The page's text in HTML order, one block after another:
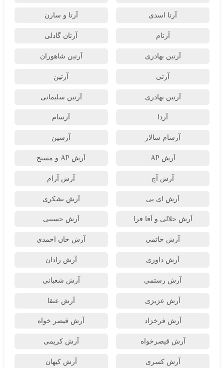
آرتا اسدی آرتا و سارن
آرتام آرتان گادلی
آرتبن بهادری آرتين شاهوران
آرتی آرتین
آرتین بهادری آرتین سلیمانی
آردا آرسام
آرسام سالار آرسین
آرش AP آرش AP و مسیح
آرش آج آرش آرام
آرش ای پی آرش تشکری
آرش جلالی و آقا فرا آرش حسینی
آرش خاتمی آرش خان احمدی
آرش داوری آرش رادان
آرش رستمى آرش شعبانی
آرش عزیزی آرش عنقا
آرش فرخزاد آرش قیصر خواه
آرش قیصرخواه آرش کریمی
آرش کسری آرش کیهان